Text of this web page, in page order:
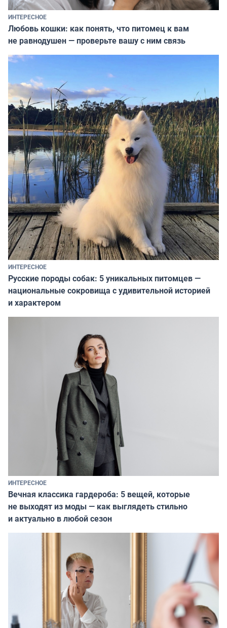
ИНТЕРЕСНОЕ
Любовь кошки: как понять, что питомец к вам
не равнодушен — проверьте вашу с ним связь
ИНТЕРЕСНОЕ
Русские породы собак: 5 уникальных питомцев —
национальные сокровища с удивительной историей
и характером
ИНТЕРЕСНОЕ
Вечная классика гардероба: 5 вещей, которые
не выходят из моды — как выглядеть стильно
и актуально в любой сезон